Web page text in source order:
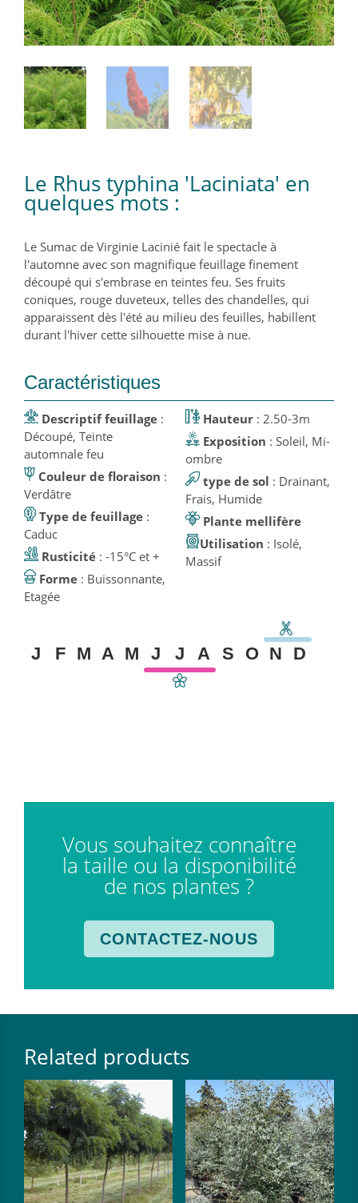
Le Rhus typhina 'Laciniata' en
quelques mots :
Le Sumac de Virginie Lacinié fait le spectacle à
l'automne avec son magnifique feuillage finement
découpé qui s'embrase en teintes feu. Ses fruits
coniques, rouge duveteux, telles des chandelles, qui
apparaissent dès l'été au milieu des feuilles, habillent
durant l'hiver cette silhouette mise à nue.
Caractéristiques
Descriptif feuillage :
Découpé, Teinte
automnale feu
Couleur de floraison :
Verdâtre
Type de feuillage :
Caduc
Rusticité : -15°C et +
Forme : Buissonnante,
Etagée
Hauteur: 2.50-3m
Exposition : Soleil, Mi-
ombre
type de sol : Drainant,
Frais, Humide
Plante mellifère
Utilisation : Isolé,
Massif
J F M A M J J A S O N D
Vous souhaitez connaître
la taille ou la disponibilité
de nos plantes ?
CONTACTEZ-NOUS
Related products